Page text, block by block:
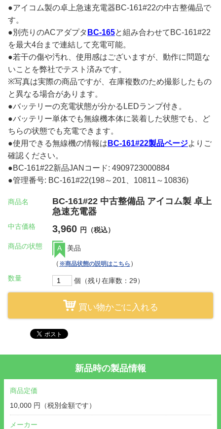
●アイコム製の卓上急速充電器BC-161#22の中古整備品で
す。
●別売りのACアダプタ BC-165と組み合わせてBC-161#22
を最大4台まで連結して充電可能。
●若干の傷や汚れ、使用感はございますが、動作に問題な
いことを弊社でテスト済みです。
※写真は実際の商品ですが、在庫複数のため撮影したもの
と異なる場合があります。
●バッテリーの充電状態が分かるLEDランプ付き。
●バッテリー単体でも無線機本体に装着した状態でも、ど
ちらの状態でも充電できます。
●使用できる無線機の情報は BC-161#22製品ページよりご
確認ください。
●BC-161#22新品JANコード: 4909723000884
●管理番号: BC-161#22(198～201、10811～10836)
商品名
BC-161#22 中古整備品 アイコム製 卓上
急速充電器
中古価格 3,960 円（税込）
商品の状態 A
美品
（ ※商品状態の説明はこちら ）
数量
個（残り在庫数：29）
買い物かごに入れる
新品時の製品情報
商品定価
10,000 円（税別金額です）
メーカー